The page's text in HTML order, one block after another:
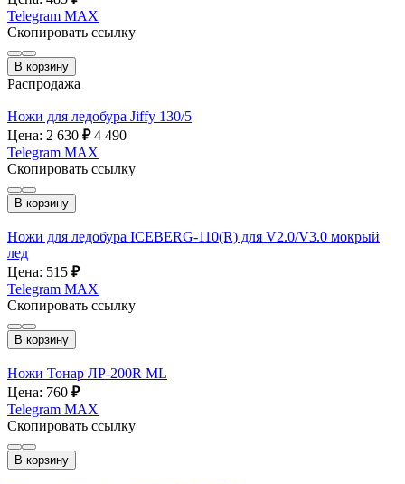
Telegram MAX
Скопировать ссылку
В корзину
Распродажа
Ножи для ледобура Jiffy 130/5
Цена: 2 630 ₽ 4 490
Telegram MAX
Скопировать ссылку
В корзину
Ножи для ледобура ICEBERG-110(R) для V2.0/V3.0 мокрый
лед
Цена: 515 ₽
Telegram MAX
Скопировать ссылку
В корзину
Ножи Тонар ЛР-200R ML
Цена: 760 ₽
Telegram MAX
Скопировать ссылку
В корзину